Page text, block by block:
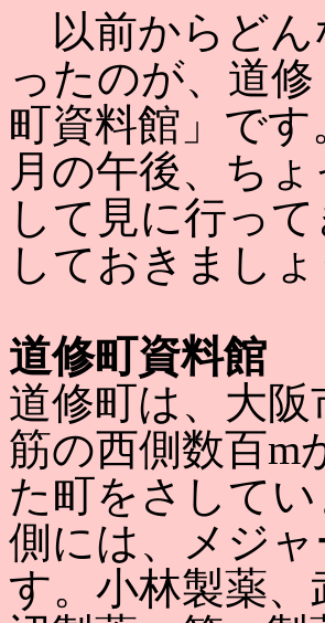
以前からどん
ったのが、道
町資料館」で
月の午後、ち
して見に行っ
しておきましょ
道修町資料館
道修町は、大
筋の西側数百m
た町をさして
側には、メジ
す。小林製薬